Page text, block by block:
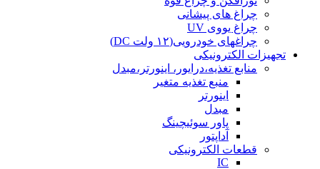
چراغ های پیشانی
چراغ یووی UV
چراغهای خودرویی(۱۲ ولت DC)
تجهیزات الکترونیکی
منابع تغذیه،درایور، اینورتر،مبدل
منبع تغذیه متغیر
اینورتر
مبدل
پاور سوئیچینگ
آداپتور
قطعات الکترونیکی
IC